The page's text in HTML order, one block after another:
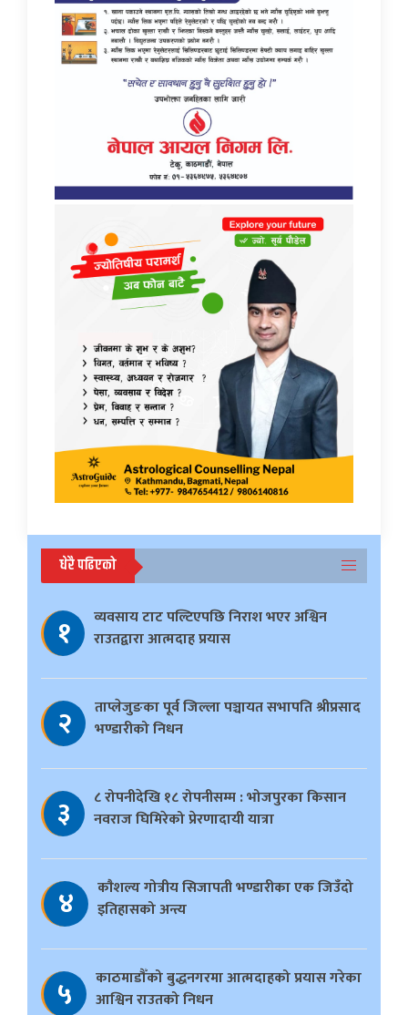
धेरै पढिएको
१
व्यवसाय टाट पल्टिएपछि निराश भएर अश्विन
राउतद्वारा आत्मदाह प्रयास
२
ताप्लेजुङका पूर्व जिल्ला पञ्चायत सभापति श्रीप्रसाद
भण्डारीको निधन
३
८ रोपनीदेखि १८ रोपनीसम्म : भोजपुरका किसान
नवराज घिमिरेको प्रेरणादायी यात्रा
४
काैशल्य गोत्रीय सिजापती भण्डारीका एक जिउँदो
इतिहासको अन्त्य
५
काठमाडौँको बुद्धनगरमा आत्मदाहको प्रयास गरेका
आश्विन राउतको निधन